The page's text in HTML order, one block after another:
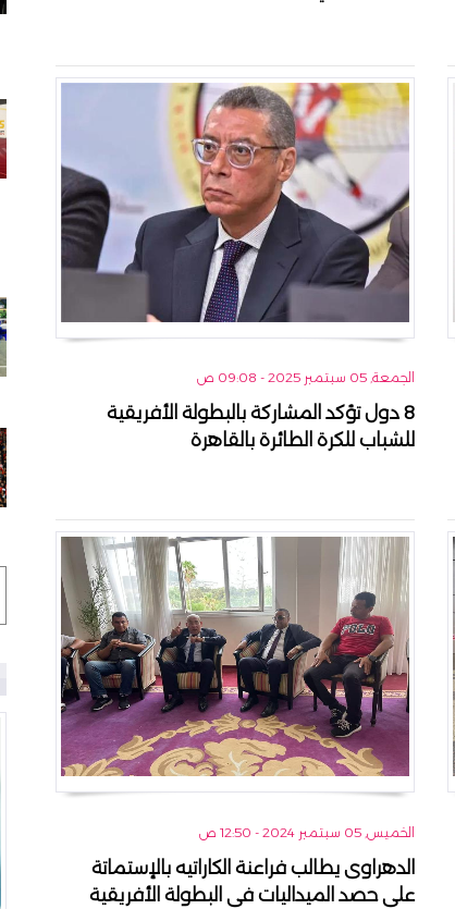
الجمعة, 05 سبتمبر 2025 - 09:08 ص
8 دول تؤكد المشاركة بالبطولة الأفريقية
للشباب للكرة الطائرة بالقاهرة
الخميس, 05 سبتمبر 2024 - 12:50 ص
الدهراوى يطالب فراعنة الكاراتيه بالإستماتة
على حصد الميداليات فى البطولة الأفريقية